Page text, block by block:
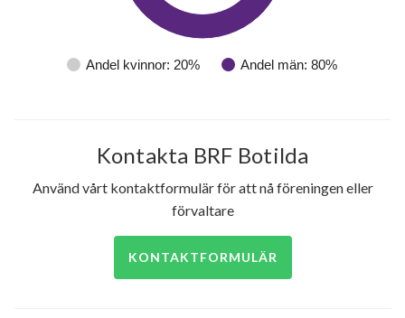
Andel kvinnor: 20% Andel män: 80%
Kontakta BRF Botilda
Använd vårt kontaktformulär för att nå föreningen eller
förvaltare
KONTAKTFORMULÄR